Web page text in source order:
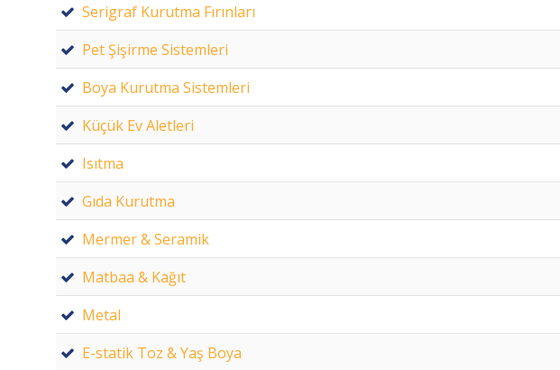
Serigraf Kurutma Fırınları
Pet Şişirme Sistemleri
Boya Kurutma Sistemleri
Küçük Ev Aletleri
Isıtma
Gıda Kurutma
Mermer & Seramik
Matbaa & Kağıt
Metal
E-statik Toz & Yaş Boya